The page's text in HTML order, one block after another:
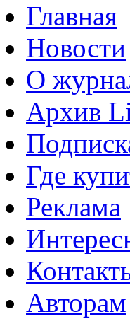
Главная
Новости
О
Архив
Где
Реклама
Авторам